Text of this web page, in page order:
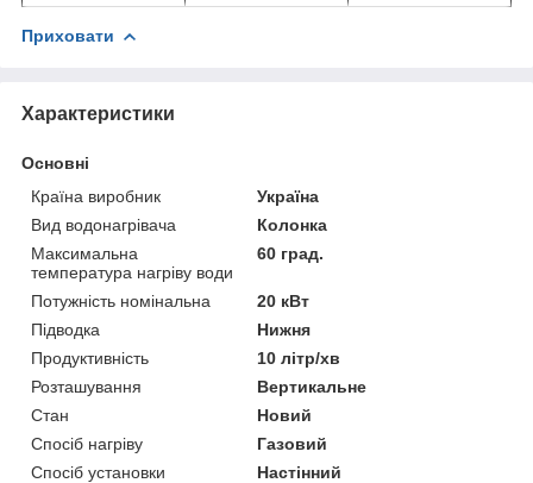
Приховати
Характеристики
Основні
Країна виробник
Україна
Вид водонагрівача
Колонка
Максимальна
температура нагріву води
60 град.
Потужність номінальна
20 кВт
Підводка
Нижня
Продуктивність
10 літр/хв
Розташування
Вертикальне
Стан
Новий
Спосіб нагріву
Газовий
Спосіб установки
Настінний